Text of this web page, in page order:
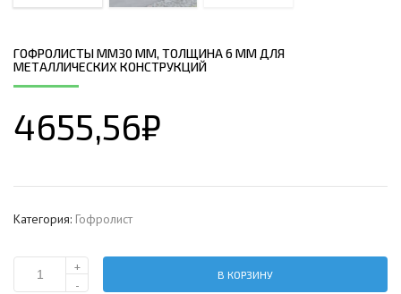
ГОФРОЛИСТЫ ММ30 ММ, ТОЛЩИНА 6 ММ ДЛЯ
МЕТАЛЛИЧЕСКИХ КОНСТРУКЦИЙ
4655,56₽
Категория: Гофролист
Количество
+
-
В КОРЗИНУ